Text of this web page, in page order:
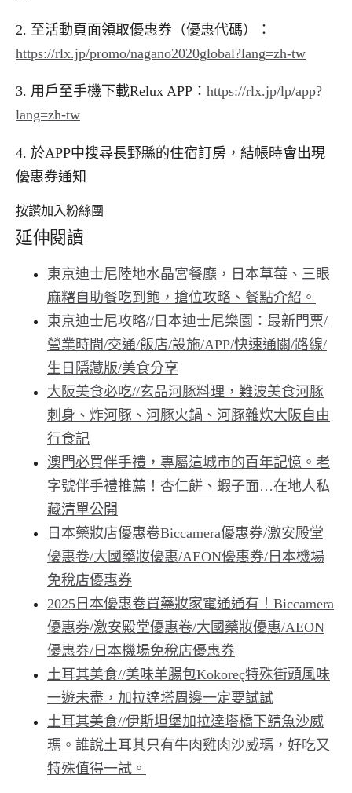
2. 至活動頁面領取優惠券（優惠代碼）：
https://rlx.jp/promo/nagano2020global?lang=zh-tw
3. 用戶至手機下載Relux APP ： https://rlx.jp/lp/app?
lang=zh-tw
4. 於APP中搜尋長野縣的住宿訂房，結帳時會出現
優惠券通知
按讚加入粉絲團
延伸閱讀
東京迪士尼陸地水晶宮餐廳，日本草莓、三眼
麻糬自助餐吃到飽，搶位攻略、餐點介紹。
東京迪士尼攻略//日本迪士尼樂園：最新門票/
營業時間/交通/飯店/設施/APP/快速通關/路線/
生日隱藏版/美食分享
大阪美食必吃//玄品河豚料理，難波美食河豚
刺身、炸河豚、河豚火鍋、河豚雜炊大阪自由
行食記
澳門必買伴手禮，專屬這城市的百年記憶。老
字號伴手禮推薦！杏仁餅、蝦子面…在地人私
藏清單公開
日本藥妝店優惠卷Biccamera優惠券/激安殿堂
優惠卷/大國藥妝優惠/AEON優惠券/日本機場
免稅店優惠券
2025日本優惠卷買藥妝家電通通有！Biccamera
優惠券/激安殿堂優惠卷/大國藥妝優惠/AEON
優惠券/日本機場免稅店優惠券
土耳其美食//美味羊腸包Kokoreç特殊街頭風味
一遊未盡，加拉達塔周邊一定要試試
土耳其美食//伊斯坦堡加拉達塔橋下鯖魚沙威
瑪。誰說土耳其只有牛肉雞肉沙威瑪，好吃又
特殊值得一試。